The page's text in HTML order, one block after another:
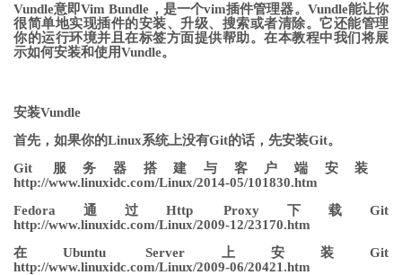
Vundle意即Vim Bundle，是一个vim插件管理器。Vundle能让你
很简单地实现插件的安装、升级、搜索或者清除。它还能管理
你的运行环境并且在标签方面提供帮助。在本教程中我们将展
示如何安装和使用Vundle。
安装Vundle
首先，如果你的Linux系统上没有Git的话，先安装Git。
Git 服务器搭建与客户端安装
http://www.linuxidc.com/Linux/2014-05/101830.htm
Fedora通过Http Proxy下载Git
http://www.linuxidc.com/Linux/2009-12/23170.htm
在Ubuntu Server上安装Git
http://www.linuxidc.com/Linux/2009-06/20421.htm